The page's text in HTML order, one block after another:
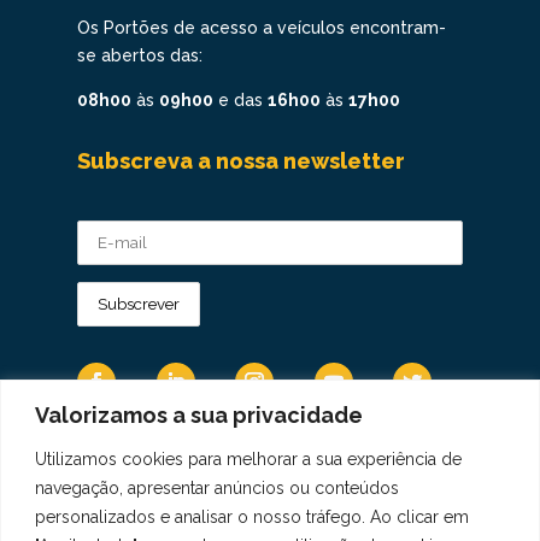
Valorizamos a sua privacidade
Utilizamos cookies para melhorar a sua experiência de
navegação, apresentar anúncios ou conteúdos
personalizados e analisar o nosso tráfego. Ao clicar em
Os Portões de acesso a veículos encontram-
se abertos das:
08h00 às 09h00 e das 16h00 às 17h00
Subscreva a nossa newsletter
Os Dados Pessoais são tratados de acordo
com a Diretiva 95/46/CE do Regulamento
Geral sobre a Proteção de Dados.